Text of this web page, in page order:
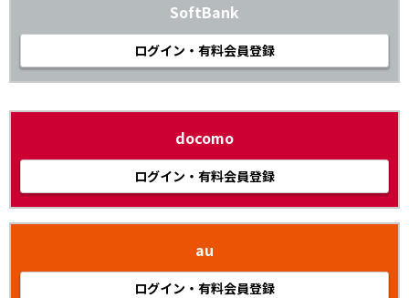
SoftBank
ログイン・有料会員登録
docomo
ログイン・有料会員登録
au
ログイン・有料会員登録